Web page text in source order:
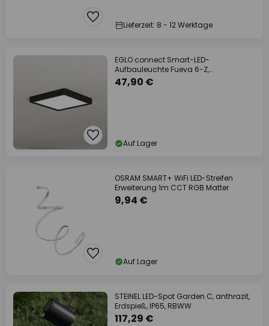
Lieferzeit: 8 - 12 Werktage
EGLO connect Smart-LED-
Aufbauleuchte Fueva 6-Z,
schwarz,22cm
47,90 €
Auf Lager
OSRAM SMART+ WiFi LED-Streifen
Erweiterung 1m CCT RGB Matter
9,94 €
Auf Lager
STEINEL LED-Spot Garden C, anthrazit,
Erdspieß, IP65, RBWW
117,29 €